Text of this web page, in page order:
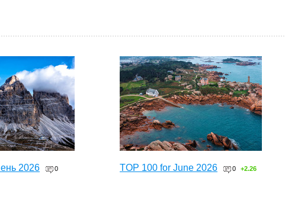
2026
0
TOP 100 for June 2026 0 +2.26